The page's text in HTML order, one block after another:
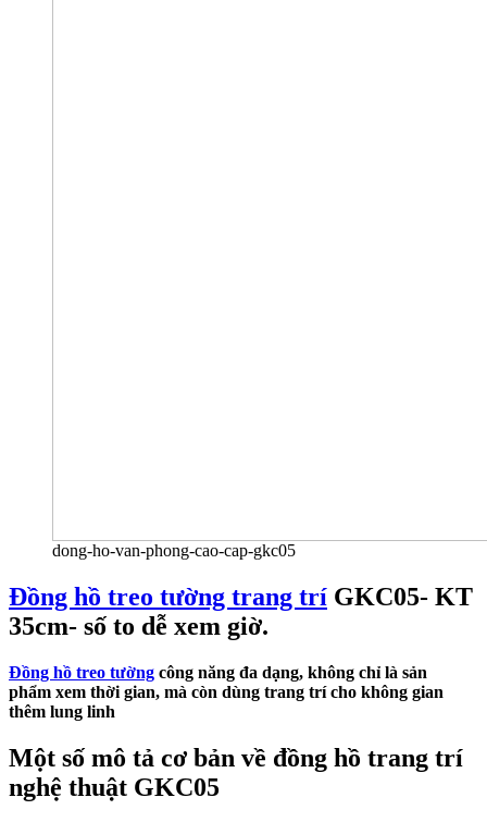
dong-ho-van-phong-cao-cap-gkc05
Đồng hồ treo tường trang trí GKC05- KT
35cm- số to dễ xem giờ.
Đồng hồ treo tường công năng đa dạng, không chỉ là sản
phẩm xem thời gian, mà còn dùng trang trí cho không gian
thêm lung linh
Một số mô tả cơ bản về đồng hồ trang trí
nghệ thuật GKC05